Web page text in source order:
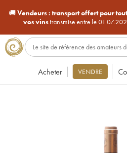
🚚Vendeurs : transport offert pour
vos vinstransmise entre le
Acheter VENDRE